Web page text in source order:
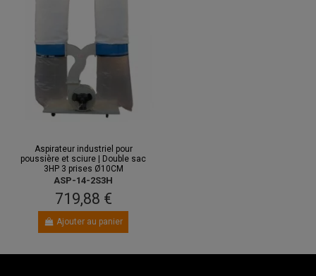
Aspirateur industriel pour
poussière et sciure | Double sac
3HP 3 prises Ø10CM
ASP-14-2S3H
719,88 €
Ajouter au panier